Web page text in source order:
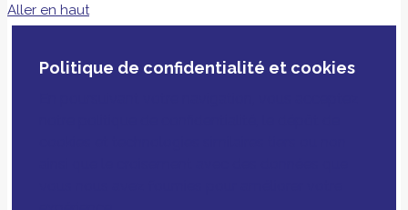
Aller en haut
Politique de confidentialité et cookies